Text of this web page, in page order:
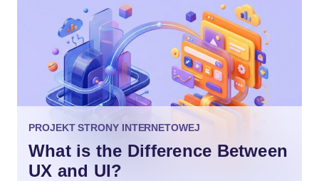
PROJEKT STRONY INTERNETOWEJ
What is the Difference Between
UX and UI?